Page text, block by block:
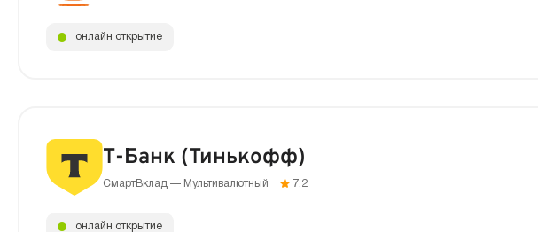
онлайн открытие
Т-Банк (Тинькофф)
СмартВклад — Мультивалютный 7.2
онлайн открытие